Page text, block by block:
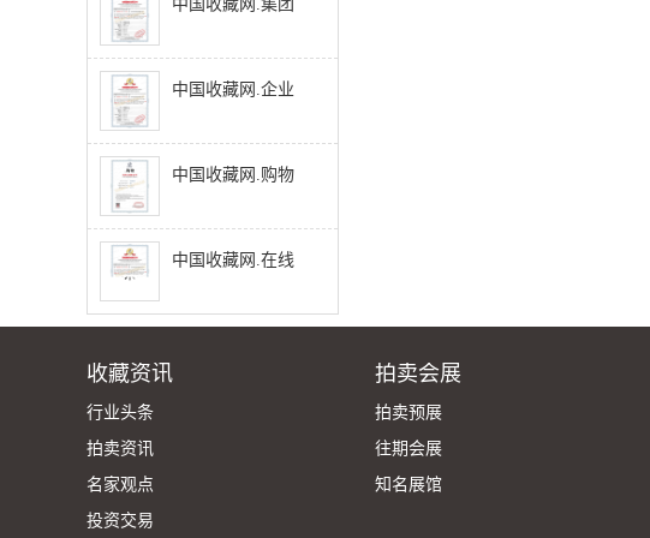
中国收藏网.集团
中国收藏网.企业
中国收藏网.购物
中国收藏网.在线
收藏资讯
行业头条
拍卖资讯
名家观点
投资交易
拍卖会展
拍卖预展
往期会展
知名展馆